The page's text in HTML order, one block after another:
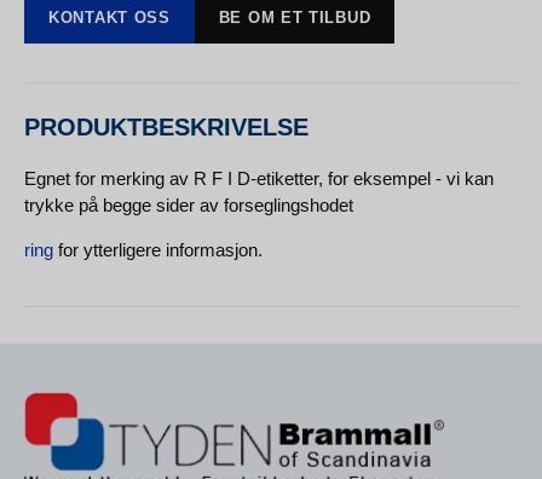
KONTAKT OSS BE OM ET TILBUD
PRODUKTBESKRIVELSE
Egnet for merking av R F I D-etiketter, for eksempel - vi kan
trykke på begge sider av forseglingshodet
ring for ytterligere informasjon.